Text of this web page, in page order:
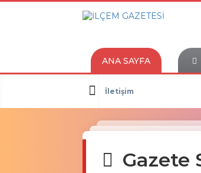
ANA SAYFA
İletişim
Gazete